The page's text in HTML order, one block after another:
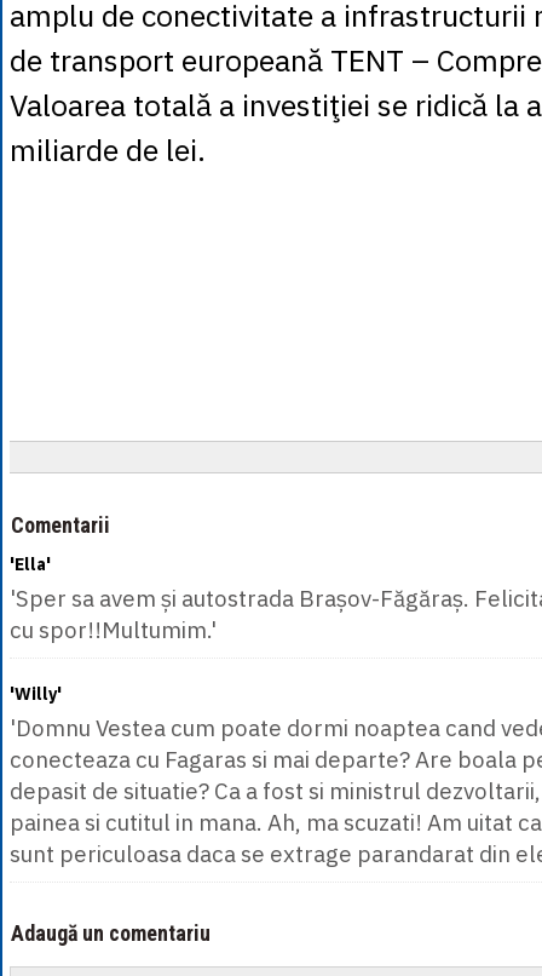
amplu de conectivitate a infrastructurii
de transport europeană TENT –
Valoarea totală a investiţiei se ridică la
miliarde de lei.
Comentarii
'Ella'
'Sper sa avem și autostrada Brașov-Făgăraș.
cu spor!!Multumim.'
'Willy'
'Domnu Vestea cum poate dormi noaptea cand
conecteaza cu Fagaras si mai departe? Are boala
depasit de situatie? Ca a fost si ministrul
painea si cutitul in mana. Ah, ma scuzati! Am uitat
sunt periculoasa daca se extrage parandarat din
Adaugă un comentariu